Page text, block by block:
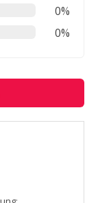
0%
0%